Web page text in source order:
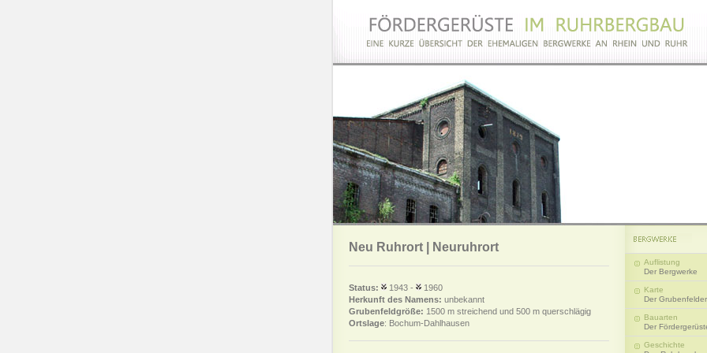
Neu Ruhrort | Neuruhrort
Status: 1943 -
1960
Herkunft des Namens: unbekannt
Grubenfeldgröße: 1500 m streichend und 500 m querschlägig
Ortslage: Bochum-Dahlhausen
Auflistung
Der Bergwerke
Karte
Der Grubenfelder
Bauarten
Der
Geschichte